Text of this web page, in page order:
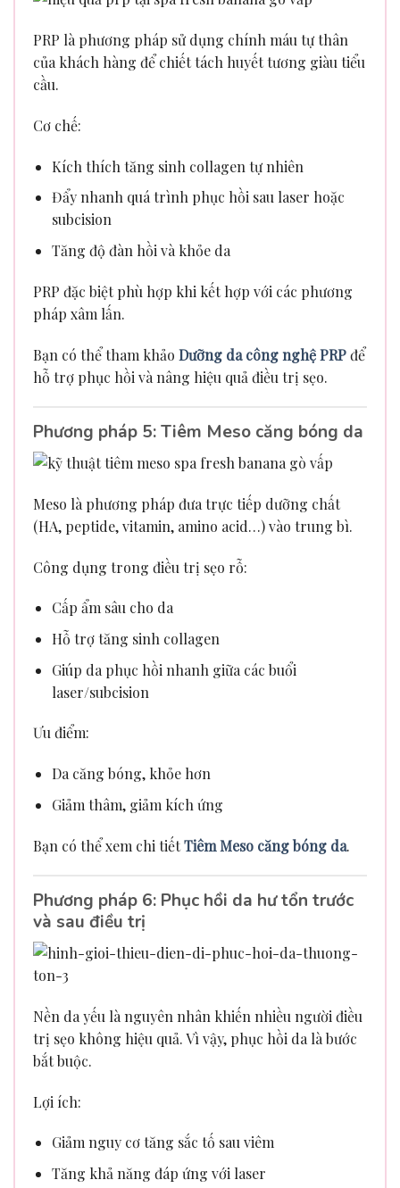
PRP là phương pháp sử dụng chính máu tự thân
của khách hàng để chiết tách huyết tương giàu tiểu
cầu.
Cơ chế:
Kích thích tăng sinh collagen tự nhiên
Đẩy nhanh quá trình phục hồi sau laser hoặc
subcision
Tăng độ đàn hồi và khỏe da
PRP đặc biệt phù hợp khi kết hợp với các phương
pháp xâm lấn.
Bạn có thể tham khảo Dưỡng da công nghệ PRPđể
hỗ trợ phục hồi và nâng hiệu quả điều trị sẹo.
Phương pháp 5: Tiêm Meso căng bóng da
Meso là phương pháp đưa trực tiếp dưỡng chất
(HA, peptide, vitamin, amino acid…) vào trung bì.
Công dụng trong điều trị sẹo rỗ:
Cấp ẩm sâu cho da
Hỗ trợ tăng sinh collagen
Giúp da phục hồi nhanh giữa các buổi
laser/subcision
Ưu điểm:
Da căng bóng, khỏe hơn
Giảm thâm, giảm kích ứng
Bạn có thể xem chi tiếtTiêm Meso căng bóng da.
Phương pháp 6: Phục hồi da hư tổn trước
và sau điều trị
Nền da yếu là nguyên nhân khiến nhiều người điều
trị sẹo không hiệu quả. Vì vậy, phục hồi da là bước
bắt buộc.
Lợi ích:
Giảm nguy cơ tăng sắc tố sau viêm
Tăng khả năng đáp ứng với laser